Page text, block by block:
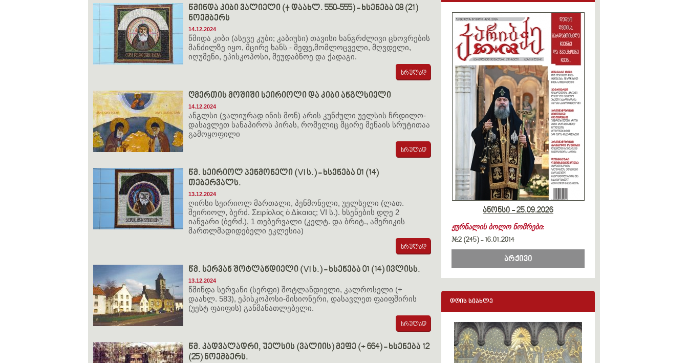
წმინდა კიბი ვალიელი († დაახლ. 550-555) - ხსენება 08 (21)
ნოემბერს
14.12.2024
წმიდა კიბი (ასევე კუბი; კაბიუსი) თავისი ხანგრძლივი ცხოვრების
მანძილზე იყო, მცირე ხანს - მეფე,მომლოცველი, მღვდელი,
იღუმენი, ეპისკოპოსი, მეუდაბნოე და ქადაგი.
ღმერთის მოშიში სეირიოლი და კიბი ანგლსიელი
14.12.2024
ანგლსი (ვალიურად ინის მონ) არის კუნძული უელსის ჩრდილო-
დასავლეთ სანაპიროს პირას, რომელიც მცირე მენაის სრუტითაა
გამოყოფილი
წმ. სეირიოლ პენმონელი (VI ს.) - ხსენება 01 (14)
თებერვალს.
13.12.2024
ღირსი სეირიოლ მართალი, პენმონელი, უელსელი (ლათ.
შეირიოლ, ბერძ. Σειρίολος ὁ Δίκαιος; VI ს.). ხსენების დღე 2
იანვარი (ბერძ.), 1 თებერვალი (კელტ. და ბრიტ., ამერიკის
მართლმადიდებელი ეკლესია)
წმ. სერვან შოტლანდიელი (VI ს.) - ხსენება 01 (14) ივლისს.
13.12.2024
წმინდა სერვანი (სერფი) შოტლანდიელი, კალროსელი (+
დაახლ. 583), ეპისკოპოსი-მისიონერი, დასავლეთ ფაიფშირის
(უესტ ფაიფის) განმანათლებელი.
წმ. კადვალადრი, უელსის (ვალიის) მეფე (+ 664) - ხსენება 12
(25) ნოემბერს.
ანონსი - 25.09.2026
ჟურნალის ბოლო ნომრები:
#2 (245)-16.01.2014
არქივი
დღის სიახლე